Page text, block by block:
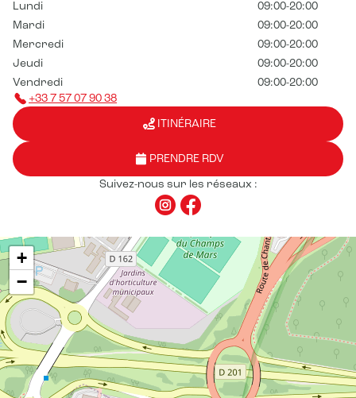
Lundi
09:00-20:00
Mardi
09:00-20:00
Mercredi
09:00-20:00
Jeudi
09:00-20:00
Vendredi
09:00-20:00
+33 7 57 07 90 38
ITINÉRAIRE
PRENDRE RDV
Suivez-nous sur les réseaux :
+
−